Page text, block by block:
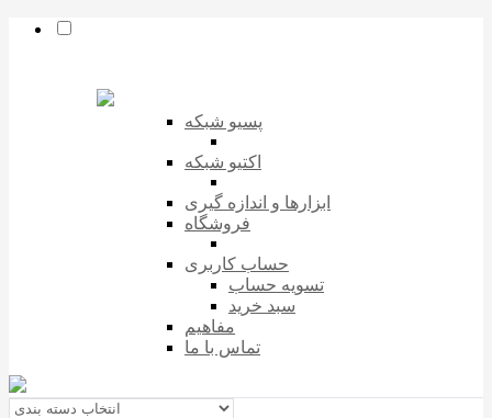
پسیو شبکه
اکتیو شبکه
ابزارها و اندازه گیری
فروشگاه
حساب کاربری
تسویه حساب
سبد خرید
مفاهیم
تماس با ما